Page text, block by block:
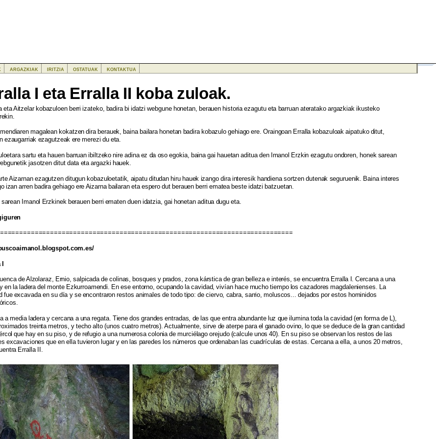
I eta Erralla II koba zuloak.
eta Aitzelar kobazuloen berri izateko, badira bi idatzi webgune honetan, berauen historia ezagutu eta barruan ateratako argazkiak ikusteko
magalean kokatzen dira berauek, baina bailara honetan badira kobazulo gehiago ere. Oraingoan Erralla kobazuloak aipatuko ditut,
ezaugarriak ezagutzeak ere merezi du eta.
sartu eta hauen barruan ibiltzeko nire adina ez da oso egokia, baina gai hauetan aditua den Imanol Erzkin ezagutu ondoren, honek sarean
jasotzen ditut data eta argazki hauek.
Aizarnan ezagutzen ditugun kobazuloetatik, aipatu ditudan hiru hauek izango dira interesik handiena sortzen dutenak seguruenik. Baina interes
izan arren badira gehiago ere Aizarna bailaran eta espero dut berauen berri ematea beste idatzi batzuetan.
sarean Imanol Erzkinek berauen berri ematen duen idatzia, gai honetan aditua dugu eta.
I
de Alzolaraz, Ernio, salpicada de colinas, bosques y prados, zona kárstica de gran belleza e interés, se encuentra Erralla I. Cercana a una
en la ladera del monte Ezkurroamendi. En ese entorno, ocupando la cavidad, vivían hace mucho tiempo los cazadores magdalenienses. La
fue excavada en su día y se encontraron restos animales de todo tipo: de ciervo, cabra, sarrio, moluscos... dejados por estos hominidos
a media ladera y cercana a una regata. Tiene dos grandes entradas, de las que entra abundante luz que ilumina toda la cavidad (en forma de L),
treinta metros, y techo alto (unos cuatro metros). Actualmente, sirve de aterpe para el ganado ovino, lo que se deduce de la gran cantidad
que hay en su piso, y de refugio a una numerosa colonia de murciélago orejudo (calcule unos 40). En su piso se observan los restos de las
excavaciones que en ella tuvieron lugar y en las paredes los números que ordenaban las cuadrículas de estas. Cercana a ella, a unos 20 metros,
Erralla II.
argazkiak iritzia ostatuak kontaktua